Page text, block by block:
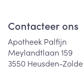
Contacteer ons
Apotheek Palfijn
Meylandtlaan 159
3550 Heusden-